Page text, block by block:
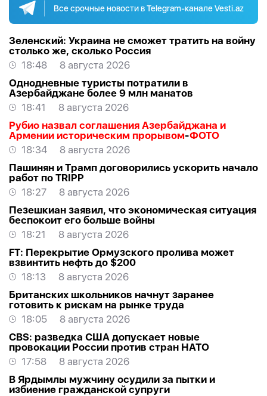
Все срочные новости в Telegram-канале Vesti.az
Зеленский: Украина не сможет тратить на войну
столько же, сколько Россия
18:48
8 августа 2026
Однодневные туристы потратили в
Азербайджане более 9 млн манатов
18:41
8 августа 2026
Рубио назвал соглашения Азербайджана и
Армении историческим прорывом-ФОТО
18:34
8 августа 2026
Пашинян и Трамп договорились ускорить начало
работ по TRIPP
18:27
8 августа 2026
Пезешкиан заявил, что экономическая ситуация
беспокоит его больше войны
18:21
8 августа 2026
FT: Перекрытие Ормузского пролива может
взвинтить нефть до $200
18:13
8 августа 2026
Британских школьников начнут заранее
готовить к рискам на рынке труда
18:05
8 августа 2026
CBS: разведка США допускает новые
провокации России против стран НАТО
17:58
8 августа 2026
В Ярдымлы мужчину осудили за пытки и
избиение гражданской супруги